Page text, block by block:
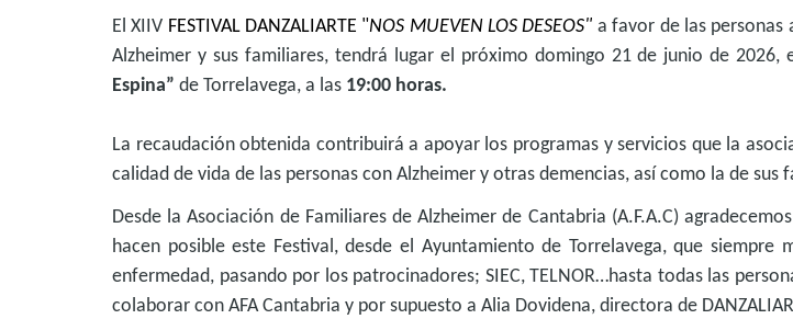
El XIIV FESTIVAL DANZALIARTE "NOS MUEVEN LOS DESEOS" a favor de las
Alzheimer y sus familiares, tendrá lugar el próximo domingo 21 de junio de 2026,
Espina” de Torrelavega, a las 19:00 horas.
La recaudación obtenida contribuirá a apoyar los programas y servicios que la
calidad de vida de las personas con Alzheimer y otras demencias, así como la de sus
Desde la Asociación de Familiares de Alzheimer de Cantabria (A.F.A.C)
hacen posible este Festival, desde el Ayuntamiento de Torrelavega, que siempre
enfermedad, pasando por los patrocinadores; SIEC, TELNOR…hasta todas las
colaborar con AFA Cantabria y por supuesto a Alia Dovidena, directora de